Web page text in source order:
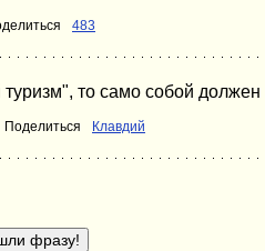
483
то само собой
Поделиться Клавдий